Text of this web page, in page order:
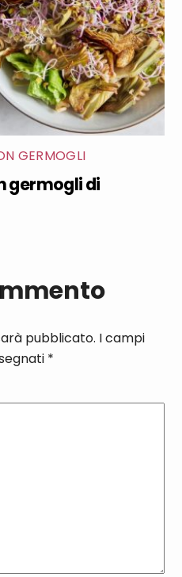
GERMOGLI
germogli di
pubblicato. I campi
*